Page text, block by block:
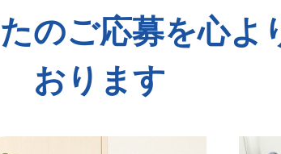
のご応募を心よ
おります